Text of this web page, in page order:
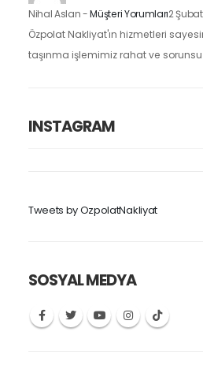
Nihal Aslan-Müşteri Yorumları2
Özpolat Nakliyat'ın hizmetleri
taşınma işlemimiz rahat ve
INSTAGRAM
Tweets by OzpolatNakliyat
SOSYAL MEDYA